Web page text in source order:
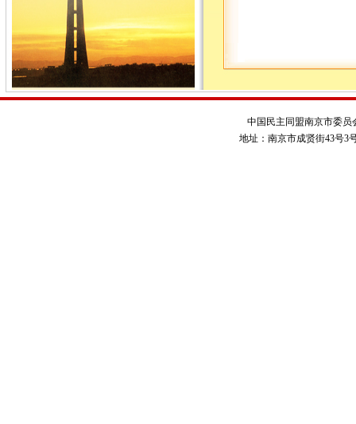
中国民主同盟南京市委员
地址：南京市成贤街43号3